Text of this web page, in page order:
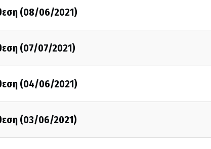
(08/06/2021)
(07/07/2021)
(04/06/2021)
(03/06/2021)